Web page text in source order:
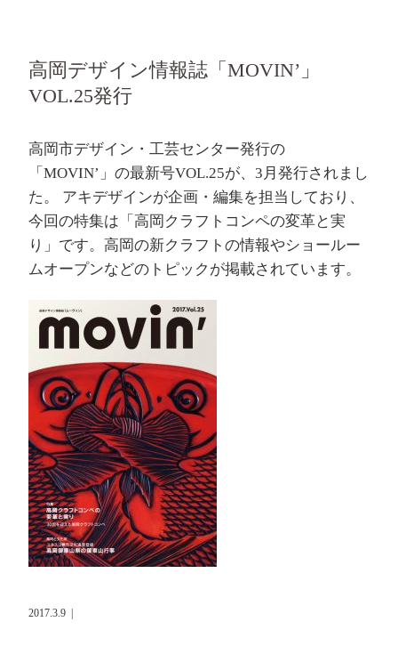
高岡デザイン情報誌「MOVIN’」
VOL.25発行
高岡市デザイン・工芸センター発行の
「MOVIN’」の最新号VOL.25が、3月発行されまし
た。 アキデザインが企画・編集を担当しており、
今回の特集は「高岡クラフトコンペの変革と実
り」です。高岡の新クラフトの情報やショールー
ムオープンなどのトピックが掲載されています。
2017.3.9